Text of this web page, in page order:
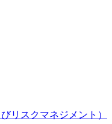
リスクマネジメント）